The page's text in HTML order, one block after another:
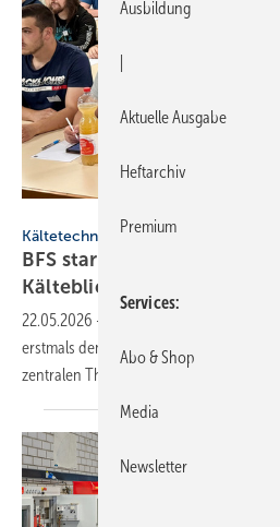
Kältetechnik
BFS startet Kom­pe­tenz­tag
Käl­te­blick“
22.05.2026 -
erstmals den „Treffpunkt Kälteblick“, ein
zentralen Themen der
Ausbildung
Aktuelle Ausgabe
Heftarchiv
Premium
Services
Abo & Shop
Media
Newsletter